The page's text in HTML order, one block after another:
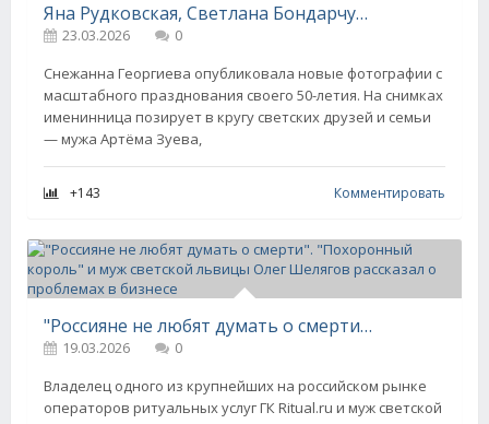
Яна Рудковская, Светлана Бондарчук, Виктория и Олег Шеляговы, Сати Спивакова и вся светская Москва отметили 50-летие Снежанны Георгиевой
23.03.2026
0
Снежанна Георгиева опубликовала новые фотографии с
масштабного празднования своего 50-летия. На снимках
именинница позирует в кругу светских друзей и семьи
— мужа Артёма Зуева,
+143 Комментировать
"Россияне не любят думать о смерти". "Похоронный король" и муж светской львицы Олег Шелягов рассказал о проблемах в бизнесе
19.03.2026
0
Владелец одного из крупнейших на российском рынке
операторов ритуальных услуг ГК Ritual.ru и муж светской